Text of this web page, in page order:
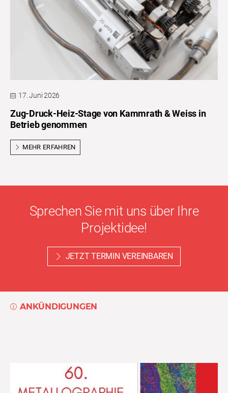
17. Juni 2026
Zug-Druck-Heiz-Stage von Kammrath & Weiss in
Betrieb genommen
MEHR ERFAHREN
Sprechen Sie mit uns über Ihre
Projektidee!
JETZT TERMIN VEREINBAREN
ANKÜNDIGUNGEN